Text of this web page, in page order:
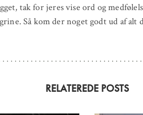
tak for jeres vise ord og
Så kom der noget godt ud af alt
RELATEREDE POSTS